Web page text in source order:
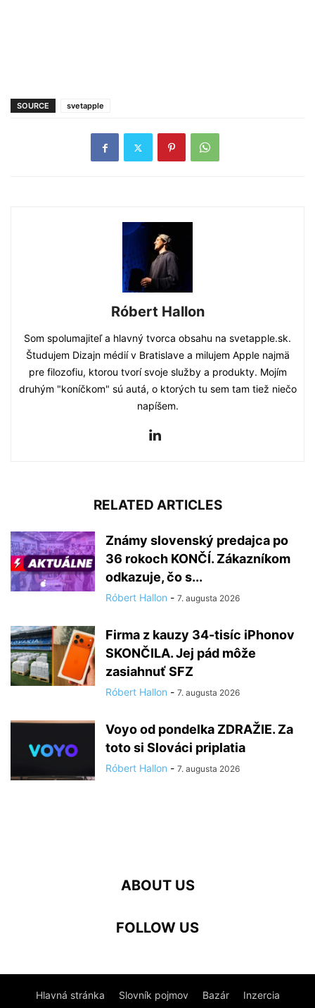
SOURCE svetapple
Róbert Hallon
Som spolumajiteľ a hlavný tvorca obsahu na svetapple.sk.
Študujem Dizajn médií v Bratislave a milujem Apple najmä
pre filozofiu, ktorou tvorí svoje služby a produkty. Mojím
druhým "koníčkom" sú autá, o ktorých tu sem tam tiež niečo
napíšem.
RELATED ARTICLES
Známy slovenský predajca po
36 rokoch KONČÍ. Zákazníkom
odkazuje, čo s...
Róbert Hallon - 7. augusta 2026
Firma z kauzy 34-tisíc iPhonov
SKONČILA. Jej pád môže
zasiahnuť SFZ
Róbert Hallon - 7. augusta 2026
Voyo od pondelka ZDRAŽIE. Za
toto si Slováci priplatia
Róbert Hallon - 7. augusta 2026
ABOUT US
FOLLOW US
Hlavná stránka Slovník pojmov Bazár Inzercia